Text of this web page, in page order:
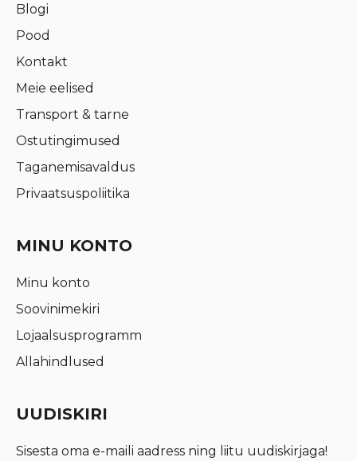
Blogi
Pood
Kontakt
Meie eelised
Transport & tarne
Ostutingimused
Taganemisavaldus
Privaatsuspoliitika
MINU KONTO
Minu konto
Soovinimekiri
Lojaalsusprogramm
Allahindlused
UUDISKIRI
Sisesta oma e-maili aadress ning liitu uudiskirjaga!